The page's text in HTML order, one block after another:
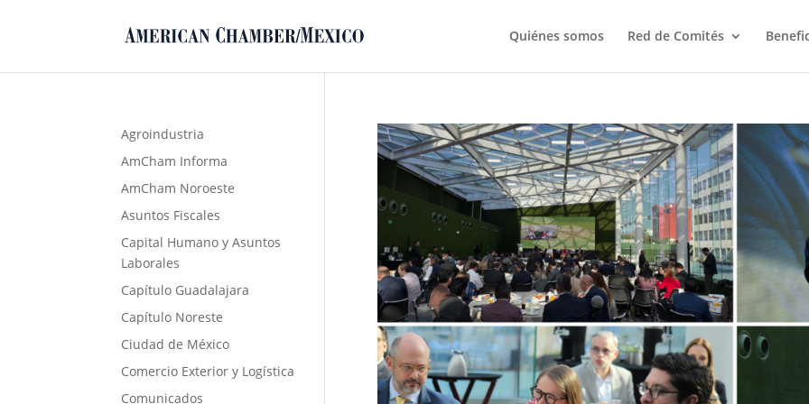
Quiénes somos Red de Comités
Agroindustria
AmCham Informa
AmCham Noroeste
Asuntos Fiscales
Capital Humano y Asuntos
Laborales
Capítulo Guadalajara
Capítulo Noreste
Ciudad de México
Comercio Exterior y Logística
Comunicados